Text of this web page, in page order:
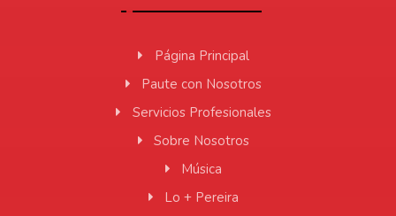
Página Principal
Paute con Nosotros
Servicios Profesionales
Sobre Nosotros
Música
Lo + Pereira